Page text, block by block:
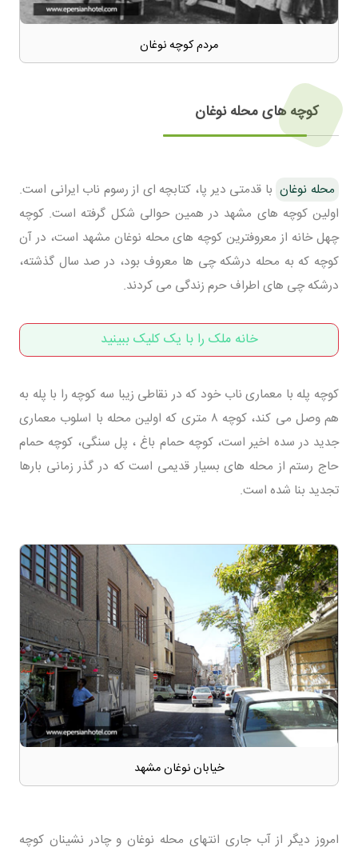
مردم کوچه نوغان
کوچه های محله نوغان
محله نوغان با قدمتی دیر پا، کتابچه ای از رسوم ناب ایرانی است.
اولین کوچه های مشهد در همین حوالی شکل گرفته است. کوچه
چهل خانه از معروفترین کوچه های محله نوغان مشهد است، در آن
کوچه که به محله درشکه چی ها معروف بود، در صد سال گذشته،
درشکه چی های اطراف حرم زندگی می کردند.
خانه ملک را با یک کلیک ببینید
کوچه پله با معماری ناب خود که در نقاطی زیبا سه کوچه را با پله به
هم وصل می کند، کوچه ۸ متری که اولین محله با اسلوب معماری
جدید در سده اخیر است، کوچه حمام باغ ، پل سنگی، کوچه حمام
حاج رستم از محله های بسیار قدیمی است که در گذر زمانی بارها
تجدید بنا شده است.
خیابان نوغان مشهد
امروز دیگر از آب جاری انتهای محله نوغان و چادر نشینان کوچه